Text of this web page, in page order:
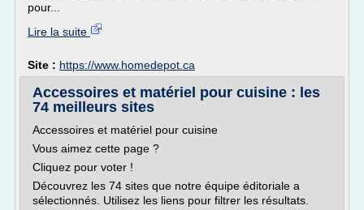
pour...
Lire la suite
Site : https://www.homedepot.ca
Accessoires et matériel pour cuisine : les
74 meilleurs sites
Accessoires et matériel pour cuisine
Vous aimez cette page ?
Cliquez pour voter !
Découvrez les 74 sites que notre équipe éditoriale a
sélectionnés. Utilisez les liens pour filtrer les résultats.